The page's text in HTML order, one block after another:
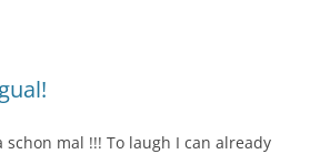
schon mal !!! To laugh I can already